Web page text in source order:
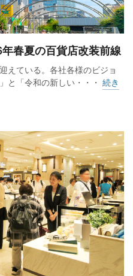
春夏の百貨店改装前線
えている。各社各様のビジョ
と「令和の新しい・・・ 続き